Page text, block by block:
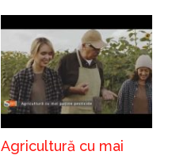
Agricultură cu mai